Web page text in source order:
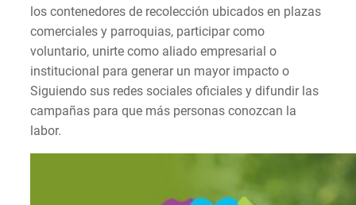
los contenedores de recolección ubicados en plazas
comerciales y parroquias, participar como
voluntario, unirte como aliado empresarial o
institucional para generar un mayor impacto o
Siguiendo sus redes sociales oficiales y difundir las
campañas para que más personas conozcan la
labor.